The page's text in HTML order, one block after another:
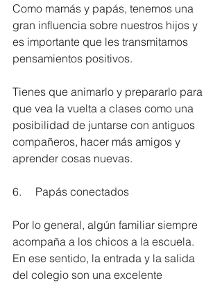
Como mamás y papás, tenemos una
gran influencia sobre nuestros hijos y
es importante que les transmitamos
pensamientos positivos.
Tienes que animarlo y prepararlo para
que vea la vuelta a clases como una
posibilidad de juntarse con antiguos
compañeros, hacer más amigos y
aprender cosas nuevas.
6.     Papás conectados
Por lo general, algún familiar siempre
acompaña a los chicos a la escuela.
En ese sentido, la entrada y la salida
del colegio son una excelente